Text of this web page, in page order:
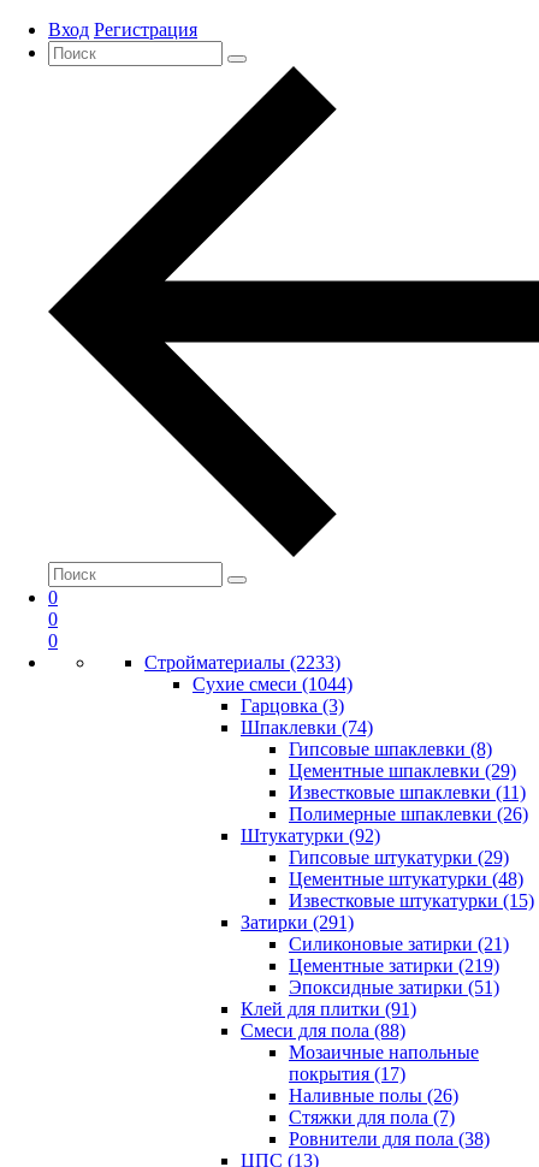
Вход Регистрация
0
0
0
Стройматериалы (2233)
Сухие смеси (1044)
Гарцовка (3)
Шпаклевки (74)
Гипсовые шпаклевки (8)
Цементные шпаклевки (29)
Известковые шпаклевки (11)
Полимерные шпаклевки (26)
Штукатурки (92)
Гипсовые штукатурки (29)
Цементные штукатурки (48)
Известковые штукатурки (15)
Затирки (291)
Силиконовые затирки (21)
Цементные затирки (219)
Эпоксидные затирки (51)
Клей для плитки (91)
Смеси для пола (88)
Мозаичные напольные
покрытия (17)
Наливные полы (26)
Стяжки для пола (7)
Ровнители для пола (38)
ЦПС (13)